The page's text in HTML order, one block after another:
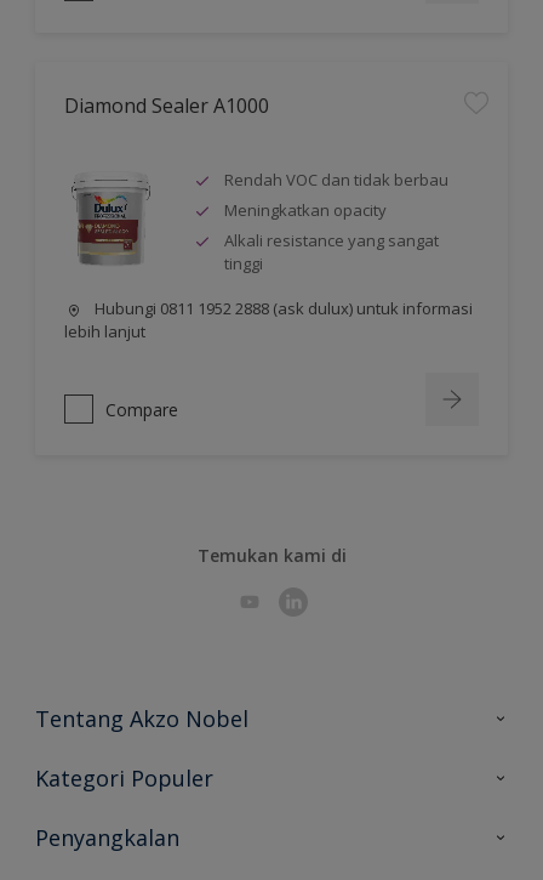
Diamond Sealer A1000
Rendah VOC dan tidak berbau
Meningkatkan opacity
Alkali resistance yang sangat
tinggi
Hubungi 0811 1952 2888 (ask dulux) untuk informasi
lebih lanjut
Compare
Temukan kami di
Tentang Akzo Nobel
Hubungi Kami
Kategori Populer
Temukan Warna
Penyangkalan